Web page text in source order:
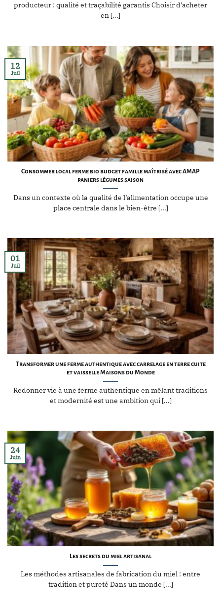
producteur : qualité et traçabilité garantis Choisir d’acheter
en [...]
Consommer local ferme bio budget famille maîtrisé avec AMAP
paniers légumes saison
Dans un contexte où la qualité de l’alimentation occupe une
place centrale dans le bien-être [...]
12
Juil
Transformer une ferme authentique avec carrelage en terre cuite
et vaisselle Maisons du Monde
Redonner vie à une ferme authentique en mêlant traditions
et modernité est une ambition qui [...]
01
Juil
Les secrets du miel artisanal
Les méthodes artisanales de fabrication du miel : entre
tradition et pureté Dans un monde [...]
24
Juin